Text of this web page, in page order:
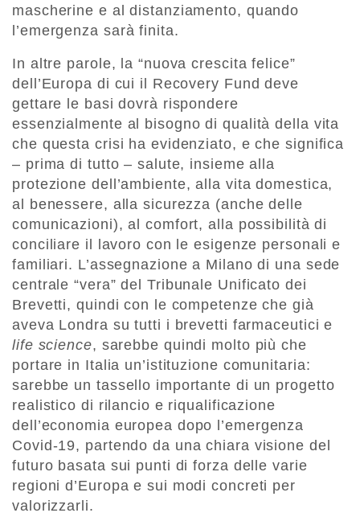
mascherine e al distanziamento, quando
l’emergenza sarà finita.
In altre parole, la “nuova crescita felice”
dell’Europa di cui il Recovery Fund deve
gettare le basi dovrà rispondere
essenzialmente al bisogno di qualità della vita
che questa crisi ha evidenziato, e che significa
– prima di tutto – salute, insieme alla
protezione dell’ambiente, alla vita domestica,
al benessere, alla sicurezza (anche delle
comunicazioni), al comfort, alla possibilità di
conciliare il lavoro con le esigenze personali e
familiari. L’assegnazione a Milano di una sede
centrale “vera” del Tribunale Unificato dei
Brevetti, quindi con le competenze che già
aveva Londra su tutti i brevetti farmaceutici e
life science, sarebbe quindi molto più che
portare in Italia un’istituzione comunitaria:
sarebbe un tassello importante di un progetto
realistico di rilancio e riqualificazione
dell’economia europea dopo l’emergenza
Covid-19, partendo da una chiara visione del
futuro basata sui punti di forza delle varie
regioni d’Europa e sui modi concreti per
valorizzarli.